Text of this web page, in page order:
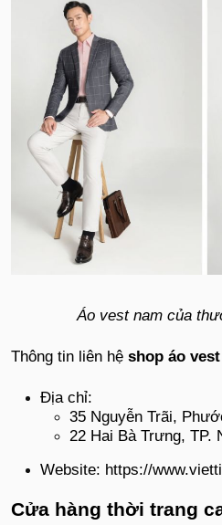
Áo vest nam của
Thông tin liên hệ shop áo
Địa chỉ:
35 Nguyễn Trãi,
22 Hai Bà Trưng, TP.
Website: https://
Cửa hàng thời trang